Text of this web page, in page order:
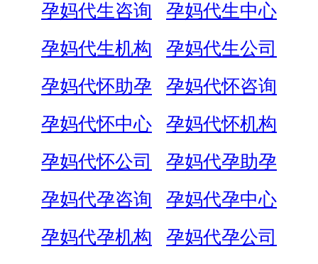
孕妈代生咨询
孕妈代生中心
孕妈代生机构
孕妈代生公司
孕妈代怀助孕
孕妈代怀咨询
孕妈代怀中心
孕妈代怀机构
孕妈代怀公司
孕妈代孕助孕
孕妈代孕咨询
孕妈代孕中心
孕妈代孕机构
孕妈代孕公司